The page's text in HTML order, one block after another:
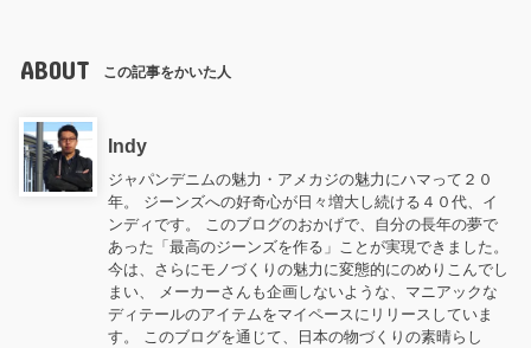
ABOUT この記事をかいた人
Indy
ジャパンデニムの魅力・アメカジの魅力にハマって２０
年。 ジーンズへの好奇心が日々増大し続ける４０代、イ
ンディです。 このブログのおかげで、自分の長年の夢で
あった「最高のジーンズを作る」ことが実現できました。
今は、さらにモノづくりの魅力に変態的にのめりこんでし
まい、 メーカーさんも企画しないような、マニアックな
ディテールのアイテムをマイペースにリリースしていま
す。 このブログを通じて、日本の物づくりの素晴らし